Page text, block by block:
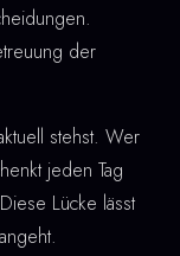
der
stehst. Wer
jeden Tag
Lücke lässt